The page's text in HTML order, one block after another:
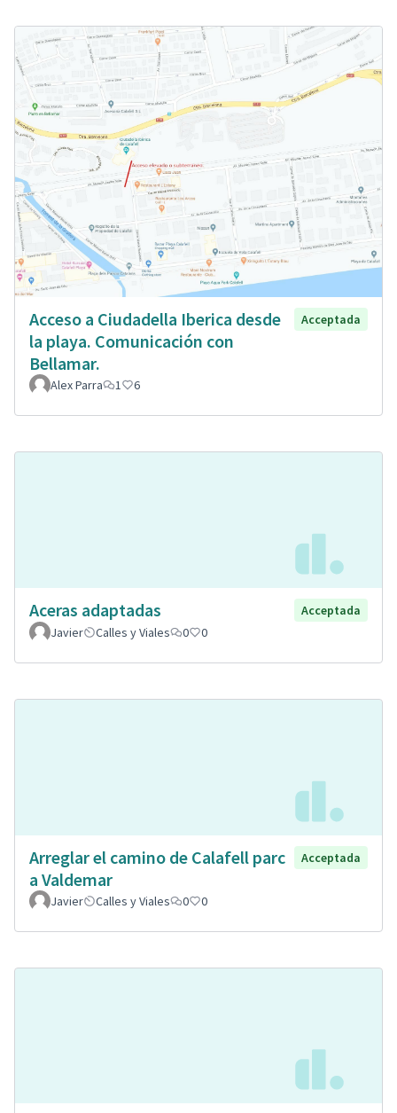
Acceso a Ciudadella Iberica desde
la playa. Comunicación con
Bellamar.
Acceptada
Alex Parra 1 6
Aceras adaptadas
Acceptada
Javier
Calles y Viales 0 0
Arreglar el camino de Calafell parc
a Valdemar
Acceptada
Javier Calles y Viales 0 0